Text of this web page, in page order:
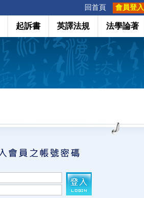
回首頁 會員登入
起訴書 英譯法規 法學論著